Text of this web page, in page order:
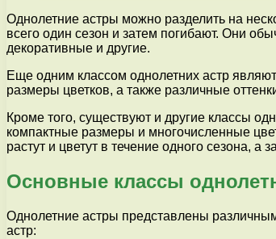
Однолетние астры можно разделить на
всего один сезон и затем погибают. Они
декоративные и другие.
Еще одним классом однолетних астр
размеры цветков, а также различные
Кроме того, существуют и другие классы
компактные размеры и многочисленные
растут и цветут в течение одного сезона,
Основные классы
Однолетние астры представлены
астр: